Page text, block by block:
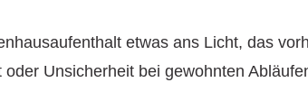
etwas ans Licht, das
Unsicherheit bei gewohnten